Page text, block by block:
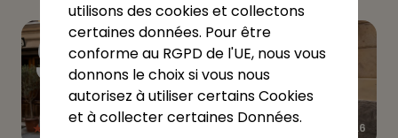
9
★★★★★
10
★★★★★ 4.6
utilisons des cookies et collectons
certaines données. Pour être
conforme au RGPD de l'UE, nous vous
donnons le choix si vous nous
autorisez à utiliser certains Cookies
et à collecter certaines Données.